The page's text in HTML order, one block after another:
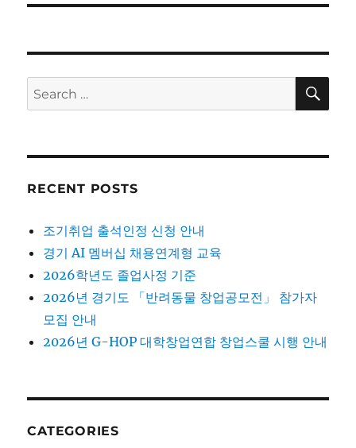
Search
for:
RECENT POSTS
조기취업 출석인정 신청 안내
경기 AI 멤버십 채용연계형 교육
2026학년도 졸업사정 기준
2026년 경기도 「반려동물 창업공모전」 참가자
모집 안내
2026년 G-HOP 대학창업연합 창업스쿨 시행 안내
CATEGORIES